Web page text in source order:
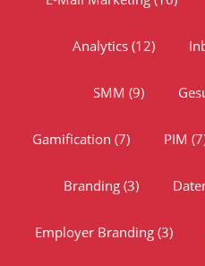
Analytics (12)
SMM (9)
Gamification (7) PIM
Branding (3)
Employer Branding (3)